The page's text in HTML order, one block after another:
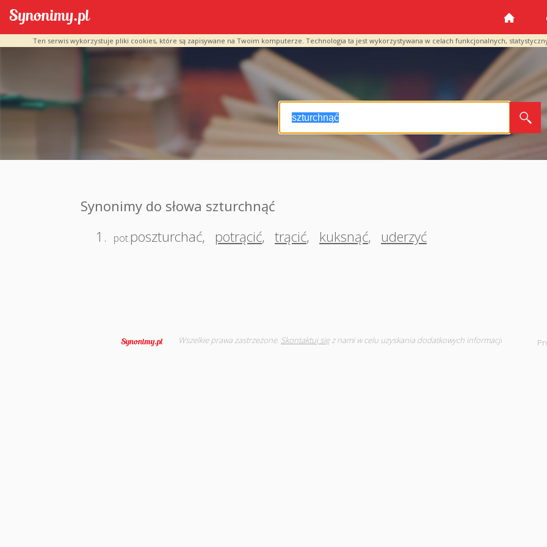
Ten serwis wykorzystuje pliki cookies, które są zapisywane na Twoim komputerze. Technologia ta jest wykorzystywana w celach funkcjonalnych,
Synonimy do słowa szturchnąć
1.
pot.poszturchać, potrącić, trącić, kuksnąć, uderzyć
Wszelkie prawa zastrzeżone. Skontaktuj sięz nami w celu uzyskania dodatkowych informacji